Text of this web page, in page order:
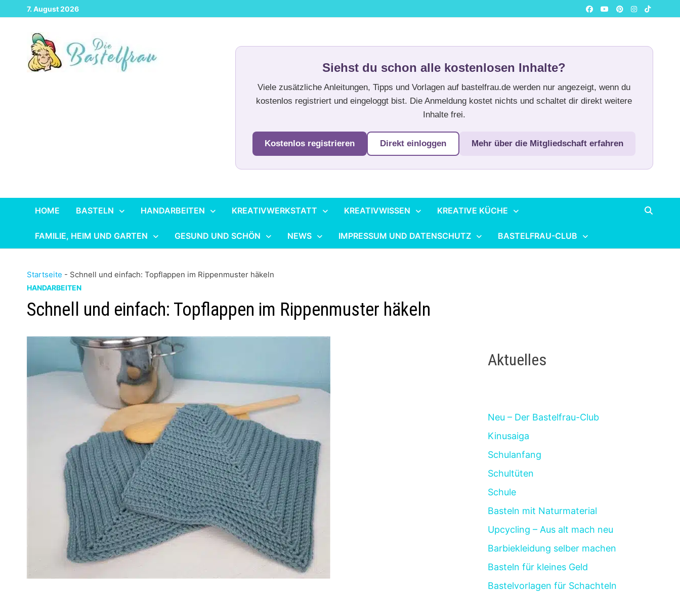
Zurück
zum
7. August 2026
Siehst du schon alle kostenlosen Inhalte?
Viele zusätzliche Anleitungen, Tipps und Vorlagen auf bastelfrau.de werden nur angezeigt, wenn du
kostenlos registriert und eingeloggt bist. Die Anmeldung kostet nichts und schaltet dir direkt weitere
Inhalte frei.
Kostenlos registrieren Direkt einloggen Mehr über die Mitgliedschaft erfahren
HOME BASTELN HANDARBEITEN KREATIVWERKSTATT KREATIVWISSEN KREATIVE KÜCHE
FAMILIE, HEIM UND GARTEN GESUND UND SCHÖN NEWS IMPRESSUM UND DATENSCHUTZ BASTELFRAU-CLUB
Startseite - Schnell und einfach: Topflappen im Rippenmuster häkeln
HANDARBEITEN
Schnell und einfach: Topflappen im Rippenmuster häkeln
Aktuelles
Neu – Der Bastelfrau-Club
Kinusaiga
Schulanfang
Schultüten
Schule
Basteln mit Naturmaterial
Upcycling – Aus alt mach neu
Barbiekleidung selber machen
Basteln für kleines Geld
Bastelvorlagen für Schachteln